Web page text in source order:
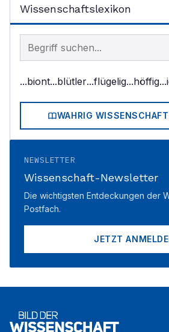
Wissenschaftslexikon
Begriff im Lexikon suchen
...biont...blütler...flügelig...höffig
WAHRIG
NEWSLETTER
Wissenschaft-Newsletter
Die wichtigsten Entdeckungen der
Postfach.
JETZT